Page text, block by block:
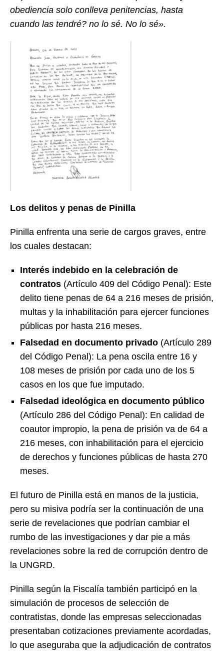
obediencia solo conlleva penitencias, hasta
cuando las tendré? no lo sé. No lo sé».
Los delitos y penas de Pinilla
Pinilla enfrenta una serie de cargos graves, entre
los cuales destacan:
Interés indebido en la celebración de
contratos (Artículo 409 del Código Penal): Este
delito tiene penas de 64 a 216 meses de prisión,
multas y la inhabilitación para ejercer funciones
públicas por hasta 216 meses.
Falsedad en documento privado (Artículo 289
del Código Penal): La pena oscila entre 16 y
108 meses de prisión por cada uno de los 5
casos en los que fue imputado.
Falsedad ideológica en documento público
(Artículo 286 del Código Penal): En calidad de
coautor impropio, la pena de prisión va de 64 a
216 meses, con inhabilitación para el ejercicio
de derechos y funciones públicas de hasta 270
meses.
El futuro de Pinilla está en manos de la justicia,
pero su misiva podría ser la continuación de una
serie de revelaciones que podrían cambiar el
rumbo de las investigaciones y dar pie a más
revelaciones sobre la red de corrupción dentro de
la UNGRD.
Pinilla según la Fiscalía también participó en la
simulación de procesos de selección de
contratistas, donde las empresas seleccionadas
presentaban cotizaciones previamente acordadas,
lo que aseguraba que la adjudicación de contratos